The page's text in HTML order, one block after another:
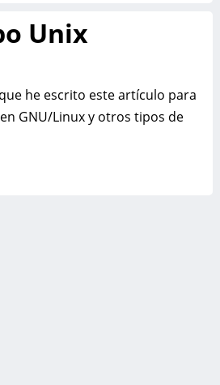
Unix
he escrito este artículo para
GNU/Linux y otros tipos de